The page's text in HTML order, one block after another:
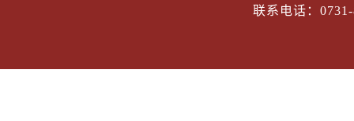
联系电话：